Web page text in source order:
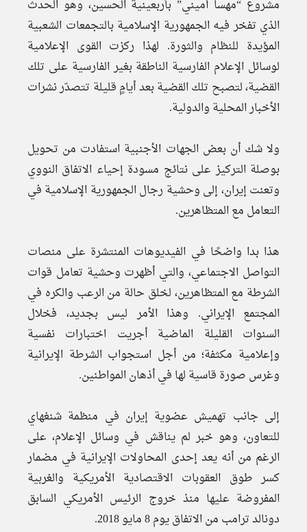
مشروع “مهسا أميني” بأربعينية الحسين، وهو الحدث
الذي تفخر فيه الجمهورية الإسلامية بالتجمعات الشعبية
المؤيدة للنظام والثورة. لهذا ركزت القوى الإعلامية
لوسائل الإعلام الفارسية الناطقة بغير الفارسية على تلك
القضية، لتصبح تلك القضية بعد أيامٍ قليلة تتصدّر نشرات
الأخبار المحلية والدولية.
ولا شك أن بعض الجهات الأجنبية استفادت من تحويل
بوصلة التركيز على نتائج مسودة إحياء الاتفاق النووي
وتعنت إيران، إلى وحشية رجال الجمهورية الإسلامية في
التعامل مع المتظاهرين.
هذا بدا واضحًا في الفيديوهات المنتشرة على منصات
التواصل الاجتماعي، والتي أظهرت وحشية تعامل قوات
الشرطة مع المتظاهرين، لخلق حالة من الرعب والكره في
المجتمع الإيراني. وهذا الأمر ليس بجديد، فخلال
السنوات القليلة الماضية أجريت اختبارات نفسية
وإعلامية مكثفة؛ من أجل استجواب الشرطة الإيرانية
وغرس صورة قاسية لها في أذهان المواطنين.
إلى جانب تهميش عضوية إيران في منظمة شنغهاي
للتعاون، وهو خبر لم يناقش في وسائل الإعلام، على
الرغم من أنه يعد إحدى المحاولات الإيرانية في مضمار
كسر طوق العقوبات الاقتصادية الأمريكية والغربية
المفروضة عليها منذ خروج الرئيس الأمريكي السابق
دونالد ترامب من الاتفاق يوم 8 مايو 2018.